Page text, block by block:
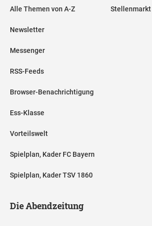
Alle Themen von A-Z
Newsletter
Messenger
RSS-Feeds
Browser-Benachrichtigung
Ess-Klasse
Vorteilswelt
Spielplan, Kader FC Bayern
Spielplan, Kader TSV 1860
Stellenmarkt
Die Abendzeitung